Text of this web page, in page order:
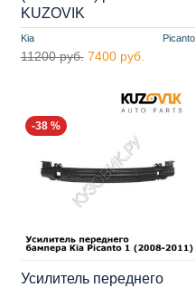
Kia Picanto
KUZOVIK
11200 руб. 7400 руб.
-38 %
Усилитель переднего